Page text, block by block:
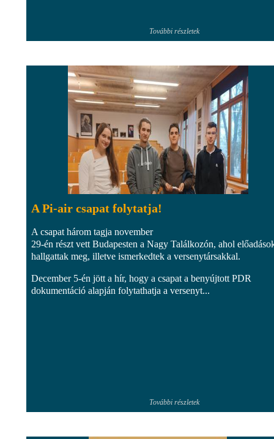
További részletek
A Pi-air csapat folytatja!
A csapat három tagja november
29-én részt vett Budapesten a Nagy Találkozón, ahol
hallgattak meg, illetve ismerkedtek a versenytársakkal.
December 5-én jött a hír, hogy a csapat a benyújtott PDR
dokumentáció alapján folytathatja a versenyt...
További részletek